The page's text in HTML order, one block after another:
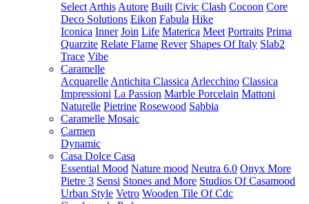
Select Arthis Autore Built Civic Clash Cocoon Core
Deco Solutions Eikon Fabula Hike
Iconica Inner Join Life Materica Meet Portraits Prima
Quarzite Relate Flame Rever Shapes Of Italy Slab2
Trace Vibe
Caramelle
Acquarelle Antichita Classica Arlecchino Classica
Impressioni La Passion Marble Porcelain Mattoni
Naturelle Pietrine Rosewood Sabbia
Caramelle Mosaic
Carmen
Dynamic
Casa Dolce Casa
Essential Mood Nature mood Neutra 6.0 Onyx More
Pietre 3 Sensi Stones and More Studios Of Casamood
Urban Style Vetro Wooden Tile Of Cdc